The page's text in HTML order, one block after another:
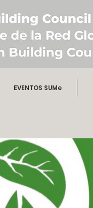
EVENTOS SUMe